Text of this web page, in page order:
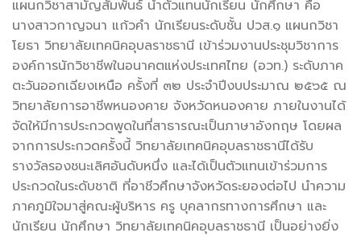
แผนกวิชาสามัญสัมพันธ์ นำตัวแทนนักเรียน นักศึกษา คือ
นางสาวกาญจนา แก้วคำ นักเรียนระดับชั้น ปวส.๑ แผนกวิชา
โยธา วิทยาลัยเทคนิคอุบลราชธานี เข้าร่วมงานประชุมวิชาการ
องค์การนักวิชาชีพในอนาคตแห่งประเทศไทย (อวท.) ระดับภาค
ตะวันออกเฉียงเหนือ ครั้งที่ ๓๒ ประจำปีงบประมาณ ๒๕๖๕ ณ
วิทยาลัยการอาชีพหนองคาย จังหวัดหนองคาย ภายในงานได้
จัดให้มีการประกวดพูดในที่สาธารณะเป็นภาษาอังกฤษ โดยผล
จากการประกวดครั้งนี้ วิทยาลัยเทคนิคอุบลราชธานีได้รับ
รางวัลรองชนะเลิศอันดับหนึ่ง และได้เป็นตัวแทนเข้าร่วมการ
ประกวดในระดับชาติ ที่อาชีวศึกษาจังหวัดระยองต่อไป นำความ
ภาคภูมิใจมาสู่คณะผู้บริหาร ครู บุคลากรทางการศึกษา และ
นักเรียน นักศึกษา วิทยาลัยเทคนิคอุบลราชธานี เป็นอย่างยิ่ง